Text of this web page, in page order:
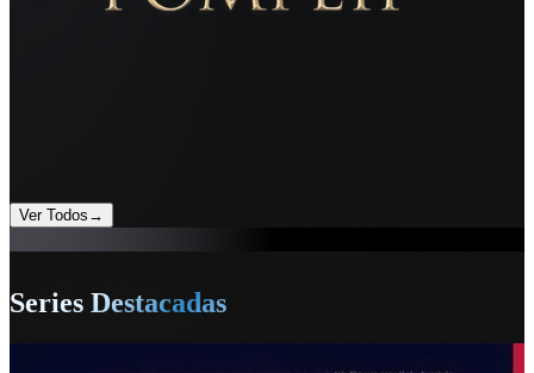
Ver Todos →
Series Destacadas